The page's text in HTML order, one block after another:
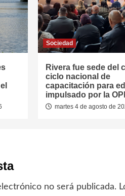
Sociedad
Rivera fue sede del
ciclo nacional de
capacitación para
impulsado por la
martes 4 de agosto de
no será publicada.